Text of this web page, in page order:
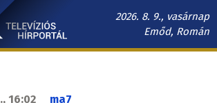
2026. 8. 9., vasárnap
Emőd, Román
16:02 ma7